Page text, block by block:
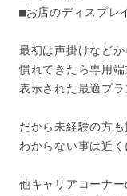
■お店のディスプレ
最初は声掛けなど
慣れてきたら専用
表示された最適プ
だから未経験の方
わからない事は近
他キャリアコーナ